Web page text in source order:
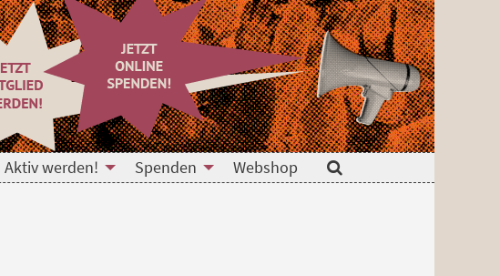
Aktiv werden! Spenden Webshop